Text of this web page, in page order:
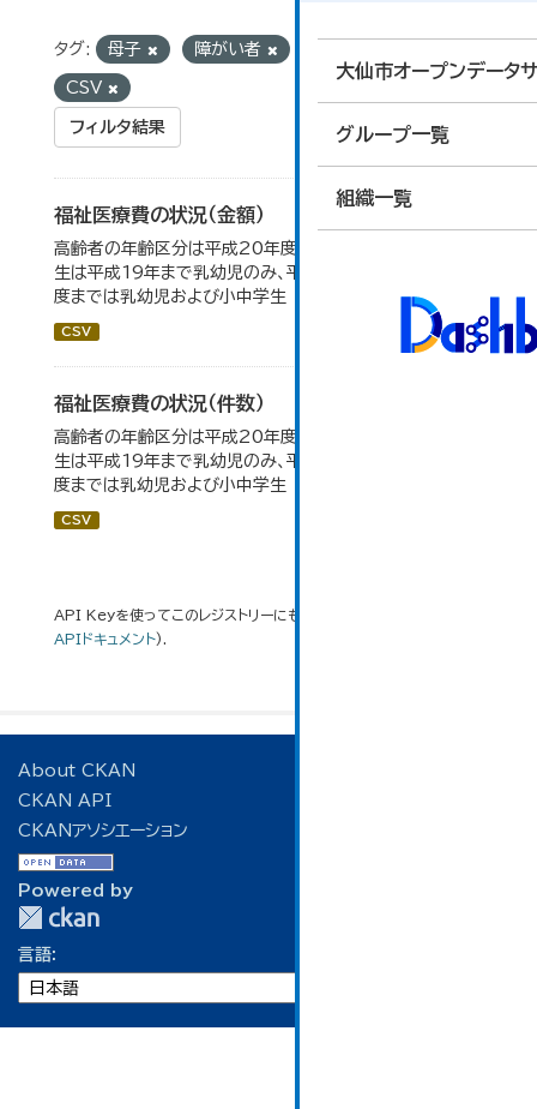
大仙市オープンデータ
グループ一覧
組織一覧
タグ: 母子 障がい者
CSV
フィルタ結果
福祉医療費の状況（金額）
高齢者の年齢区分は平成20年度から変更 乳幼児・小中高
生は平成19年まで乳幼児のみ、平成20年度から令和元年
度までは乳幼児および小中学生
CSV
福祉医療費の状況（件数）
高齢者の年齢区分は平成20年度から変更 乳幼児・小中高
生は平成19年まで乳幼児のみ、平成20年度から令和元年
度までは乳幼児および小中学生
CSV
API Keyを使ってこのレジストリーにもアクセス可能です
APIドキュメント).
About CKAN
CKAN API
CKANアソシエーション
Powered by
言語